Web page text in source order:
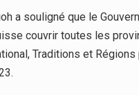
a souligné que le
couvrir toutes les
Traditions et